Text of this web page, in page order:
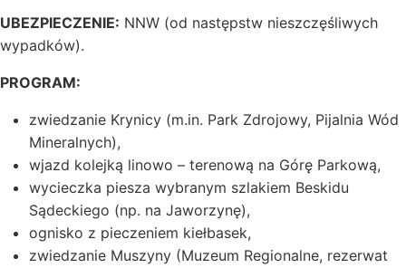
UBEZPIECZENIE: NNW (od następstw nieszczęśliwych
wypadków).
PROGRAM:
zwiedzanie Krynicy (m.in. Park Zdrojowy, Pijalnia Wód
Mineralnych),
wjazd kolejką linowo – terenową na Górę Parkową,
wycieczka piesza wybranym szlakiem Beskidu
Sądeckiego (np. na Jaworzynę),
ognisko z pieczeniem kiełbasek,
zwiedzanie Muszyny (Muzeum Regionalne, rezerwat